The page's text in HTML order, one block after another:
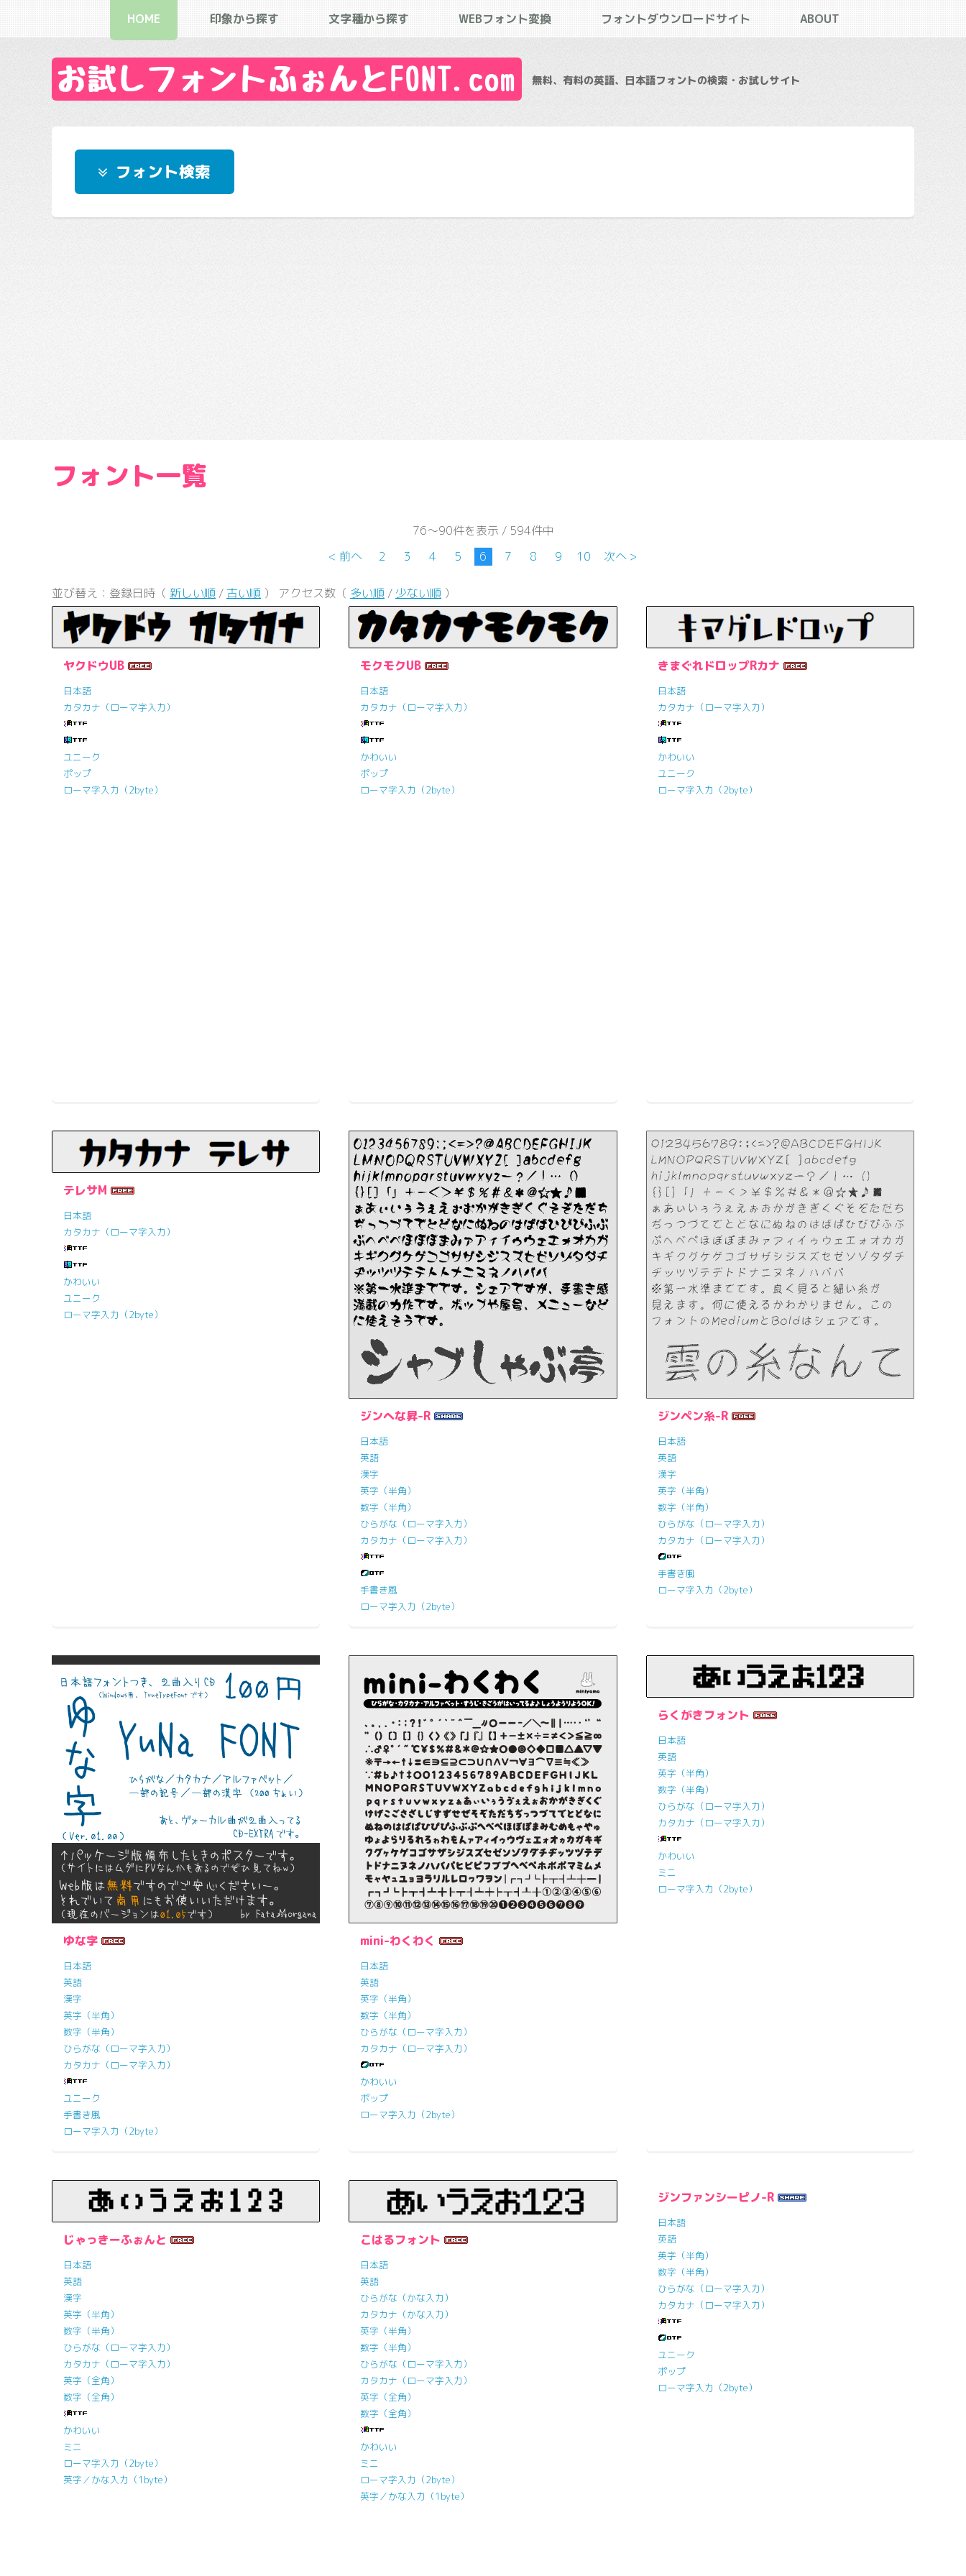
お試しフォントふぉんとFONT.com 無料、有料の英語、日本語フォントの検索・お試しサイト
フォント検索
フォント一覧
76～90件を表示 / 594件中
< 前へ
2 3 4 5 6 7 8 9 10 次へ >
並び替え：登録日時（ 新しい順 / 古い順 ） アクセス数（ 多い順 / 少ない順 ）
ヤクドウUB
日本語
カタカナ（ローマ字入力）
ユニーク
ポップ
ローマ字入力（2byte）
モクモクUB
日本語
カタカナ（ローマ字入力）
かわいい
ポップ
ローマ字入力（2byte）
きまぐれドロップRカナ
日本語
カタカナ（ローマ字入力）
かわいい
ユニーク
ローマ字入力（2byte）
テレサM
日本語
カタカナ（ローマ字入力）
かわいい
ユニーク
ローマ字入力（2byte）
ジンへな昇-R
日本語
英語
漢字
英字（半角）
数字（半角）
ひらがな（ローマ字入力）
カタカナ（ローマ字入力）
手書き風
ローマ字入力（2byte）
ジンペン糸-R
日本語
英語
漢字
英字（半角）
数字（半角）
ひらがな（ローマ字入力）
カタカナ（ローマ字入力）
手書き風
ローマ字入力（2byte）
ゆな字
日本語
英語
漢字
英字（半角）
数字（半角）
ひらがな（ローマ字入力）
カタカナ（ローマ字入力）
ユニーク
手書き風
ローマ字入力（2byte）
mini-わくわく
日本語
英語
英字（半角）
数字（半角）
ひらがな（ローマ字入力）
カタカナ（ローマ字入力）
かわいい
ポップ
ローマ字入力（2byte）
らくがきフォント
日本語
英語
英字（半角）
数字（半角）
ひらがな（ローマ字入力）
カタカナ（ローマ字入力）
かわいい
ミニ
ローマ字入力（2byte）
じゃっきーふぉんと
日本語
英語
漢字
英字（半角）
数字（半角）
ひらがな（ローマ字入力）
カタカナ（ローマ字入力）
英字（全角）
数字（全角）
かわいい
ミニ
ローマ字入力（2byte）
英字／かな入力（1byte）
こはるフォント
日本語
英語
ひらがな（かな入力）
カタカナ（かな入力）
英字（半角）
数字（半角）
ひらがな（ローマ字入力）
カタカナ（ローマ字入力）
英字（全角）
数字（全角）
かわいい
ミニ
ローマ字入力（2byte）
英字／かな入力（1byte）
ジンファンシーピノ-R
日本語
英語
英字（半角）
数字（半角）
ひらがな（ローマ字入力）
カタカナ（ローマ字入力）
ユニーク
ポップ
ローマ字入力（2byte）
HOME 印象から探す 文字種から探す WEBフォント変換 フォントダウンロードサイト ABOUT